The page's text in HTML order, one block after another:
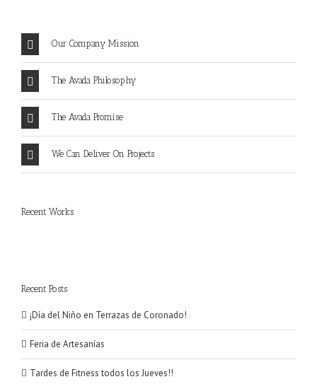
Our Company Mission
The Avada Philosophy
The Avada Promise
We Can Deliver On Projects
Recent Works
Recent Posts
¡Día del Niño en Terrazas de Coronado!
Feria de Artesanías
Tardes de Fitness todos los Jueves!!